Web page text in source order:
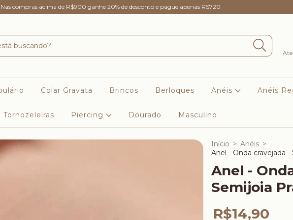
Nas compras acima de R$900 ganhe 20% de desconto e pague apenas R$720
Colar Gravata Brincos Berloques Anéis Anéis
Tornozeleiras Piercing Dourado Masculino
Início > Anéis >
Anel - Onda cravejada -
Anel -
Semijoia
R$14,90